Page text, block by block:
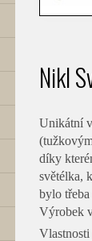
Nikl
Unikátní
díky
světélka,
bylo
Výrobek